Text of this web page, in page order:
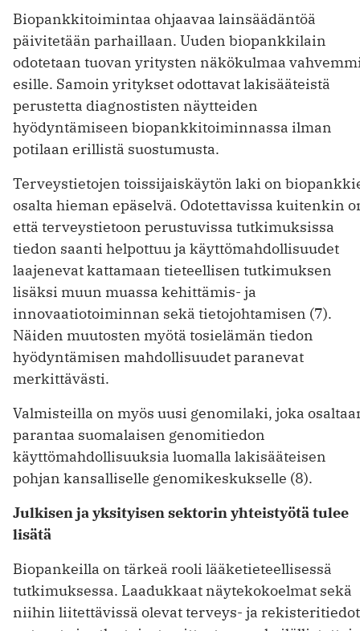
Biopankkitoimintaa ohjaavaa lainsäädäntöä
päivitetään parhaillaan. Uuden biopankkilain
odotetaan tuovan yritysten näkökulmaa
esille. Samoin yritykset odottavat lakisääteistä
perustetta diagnostisten näytteiden
hyödyntämiseen biopankkitoiminnassa ilman
potilaan erillistä suostumusta.
Terveystietojen toissijaiskäytön laki on
osalta hieman epäselvä. Odotettavissa kuitenkin
että terveystietoon perustuvissa tutkimuksissa
tiedon saanti helpottuu ja käyttömahdollisuudet
laajenevat kattamaan tieteellisen tutkimuksen
lisäksi muun muassa kehittämis- ja
innovaatiotoiminnan sekä tietojohtamisen (7).
Näiden muutosten myötä tosielämän tiedon
hyödyntämisen mahdollisuudet paranevat
merkittävästi.
Valmisteilla on myös uusi genomilaki, joka
parantaa suomalaisen genomitiedon
käyttömahdollisuuksia luomalla lakisääteisen
pohjan kansalliselle genomikeskukselle (8).
Julkisen ja yksityisen sektorin yhteistyötä tulee
lisätä
Biopankeilla on tärkeä rooli lääketieteellisessä
tutkimuksessa. Laadukkaat näytekokoelmat ­sekä
niihin liitettävissä olevat terveys- ja rekisteri­­tiedot